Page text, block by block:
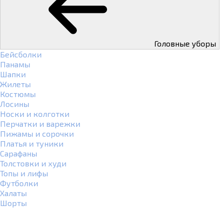
Головные уборы
Бейсболки
Панамы
Шапки
Жилеты
Костюмы
Лосины
Носки и колготки
Перчатки и варежки
Пижамы и сорочки
Платья и туники
Сарафаны
Толстовки и худи
Топы и лифы
Футболки
Халаты
Шорты